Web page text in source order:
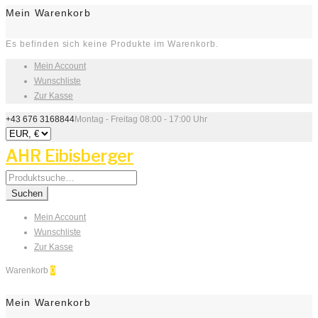
Mein Warenkorb
Es befinden sich keine Produkte im Warenkorb.
Mein Account
Wunschliste
Zur Kasse
+43 676 3168844Montag - Freitag 08:00 - 17:00 Uhr
AHR Eibisberger
Search
for:
Suchen
Mein Account
Wunschliste
Zur Kasse
Warenkorb 0
Mein Warenkorb